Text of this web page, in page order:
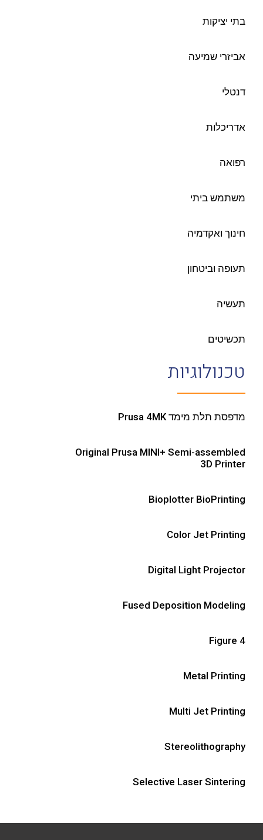
בתי יציקות
אביזרי שמיעה
דנטלי
אדריכלות
רפואה
משתמש ביתי
חינוך ואקדמיה
תעופה וביטחון
תעשיה
תכשיטים
טכנולוגיות
מדפסת תלת מימד Prusa 4MK
Original Prusa MINI+ Semi-assembled
3D Printer
Bioplotter BioPrinting
Color Jet Printing
Digital Light Projector
Fused Deposition Modeling
Figure 4
Metal Printing
Multi Jet Printing
Stereolithography
Selective Laser Sintering